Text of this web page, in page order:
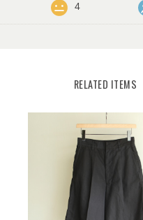
4
RELATED ITEMS